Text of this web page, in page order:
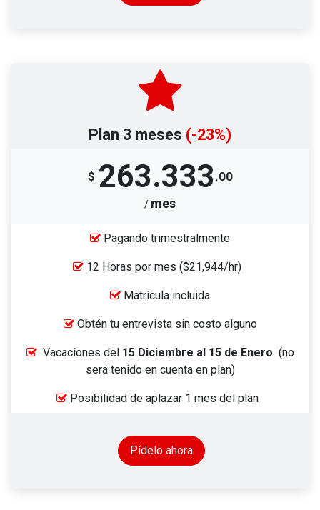
Plan 3 meses (-23%)
$ 263.333 .00
/ mes
Pagando trimestralmente
12 Horas por mes ($21,944/hr)
Matrícula incluida
Obtén tu entrevista sin costo alguno
Vacaciones del 15 Diciembre al 15 de Enero (no
será tenido en cuenta en plan)
Posibilidad de aplazar 1 mes del plan
Pídelo ahora